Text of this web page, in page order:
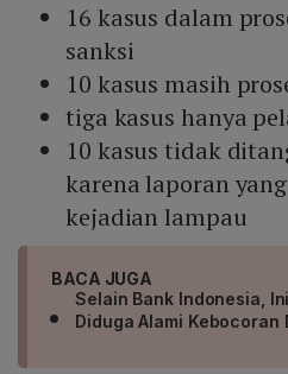
16 kasus dalam
sanksi
10 kasus masih
tiga kasus hanya
10 kasus tidak
karena laporan
kejadian lampau
BACA JUGA
Selain Bank Indonesia,
Diduga Alami Kebocoran